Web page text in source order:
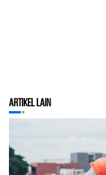
Artikel Lain